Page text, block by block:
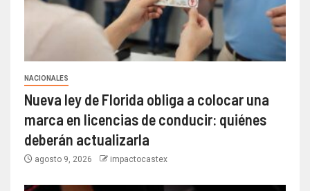
NACIONALES
Nueva ley de Florida obliga a colocar una
marca en licencias de conducir: quiénes
deberán actualizarla
agosto 9, 2026 impactocastex